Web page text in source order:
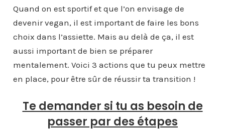
Quand on est sportif et que l’on envisage de
devenir vegan, il est important de faire les bons
choix dans l’assiette. Mais au delà de ça, il est
aussi important de bien se préparer
mentalement. Voici 3 actions que tu peux mettre
en place, pour être sûr de réussir ta transition !
Te demander si tu as besoin de
passer par des étapes